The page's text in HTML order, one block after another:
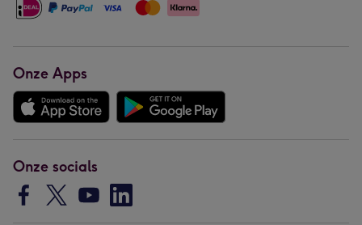
Onze Apps
Onze socials